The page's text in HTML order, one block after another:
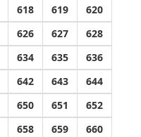
618 619
620
626 627
628
634 635
636
642 643
644
650 651
652
658 659
660